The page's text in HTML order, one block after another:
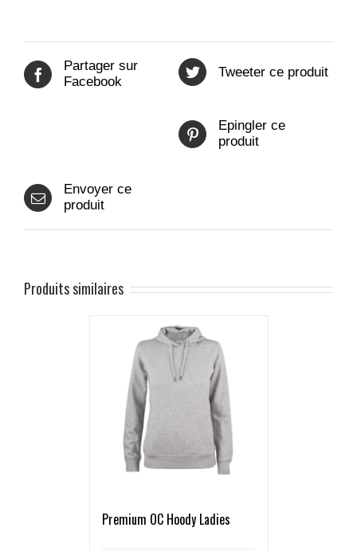
Partager sur
Facebook
Tweeter ce produit
Epingler ce
produit
Envoyer ce
produit
Produits similaires
Premium OC Hoody Ladies